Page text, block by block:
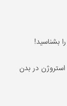
در بدن